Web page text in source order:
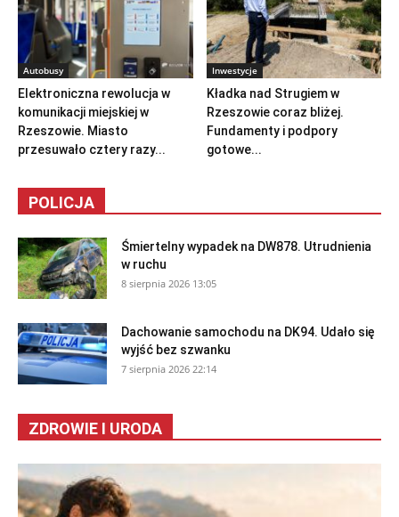
Autobusy
Elektroniczna rewolucja w
komunikacji miejskiej w
Rzeszowie. Miasto
przesuwało cztery razy...
Inwestycje
Kładka nad Strugiem w
Rzeszowie coraz bliżej.
Fundamenty i podpory
gotowe...
POLICJA
Śmiertelny wypadek na DW878. Utrudnienia
w ruchu
8 sierpnia 2026 13:05
Dachowanie samochodu na DK94. Udało się
wyjść bez szwanku
7 sierpnia 2026 22:14
ZDROWIE I URODA